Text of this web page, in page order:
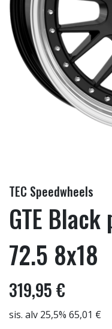
TEC Speedwheels
GTE
72.5 8x18
319,95 €
sis. alv 25,5% 65,01 €